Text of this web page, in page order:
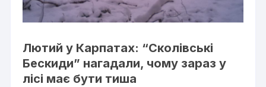
Лютий у Карпатах: “Сколівські
Бескиди” нагадали, чому зараз у
лісі має бути тиша